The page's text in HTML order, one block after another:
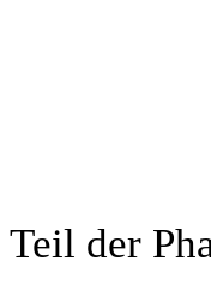
Teil der